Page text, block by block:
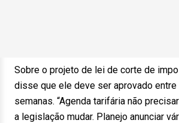
Sobre o projeto de lei de corte de
disse que ele deve ser aprovado entre
semanas. “Agenda tarifária não
a legislação mudar. Planejo anunciar